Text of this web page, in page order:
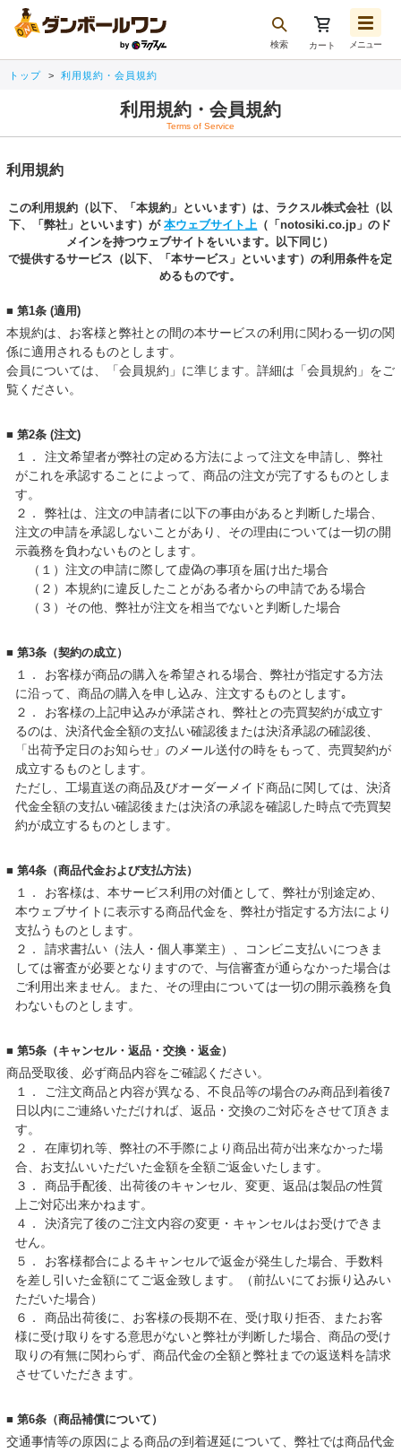
検索 カート メニュー
再注文
トップ 利用規約・会員規約
利用規約・会員規約
Terms of Service
利用規約
この利用規約（以下、「本規約」といいます）は、ラクスル株式会社（以
下、「弊社」といいます）が本ウェブサイト上 （「notosiki.co.jp」のド
メインを持つウェブサイトをいいます。以下同じ）
で提供するサービス（以下、「本サービス」といいます）の利用条件を定
めるものです。
■ 第1条 (適用)
本規約は、お客様と弊社との間の本サービスの利用に関わる一切の関
係に適用されるものとします。
会員については、「会員規約」に準じます。詳細は「会員規約」をご
覧ください。
■ 第2条 (注文)
１．
注文希望者が弊社の定める方法によって注文を申請し、弊社
がこれを承認することによって、商品の注文が完了するものとしま
す。
２．
弊社は、注文の申請者に以下の事由があると判断した場合、
注文の申請を承認しないことがあり、その理由については一切の開
示義務を負わないものとします。
（１）注文の申請に際して虚偽の事項を届け出た場合
（２）本規約に違反したことがある者からの申請である場合
（３）その他、弊社が注文を相当でないと判断した場合
■ 第3条（契約の成立）
１．
お客様が商品の購入を希望される場合、弊社が指定する方法
に沿って、商品の購入を申し込み、注文するものとします｡
２．
お客様の上記申込みが承諾され、弊社との売買契約が成立す
るのは、決済代金全額の支払い確認後または決済承認の確認後、
「出荷予定日のお知らせ」のメール送付の時をもって、売買契約が
成立するものとします。
ただし、工場直送の商品及びオーダーメイド商品に関しては、決済
代金全額の支払い確認後または決済の承認を確認した時点で売買契
約が成立するものとします。
■ 第4条（商品代金および支払方法）
１．
お客様は、本サービス利用の対価として、弊社が別途定め、
本ウェブサイトに表示する商品代金を、弊社が指定する方法により
支払うものとします。
２．
請求書払い（法人・個人事業主）、コンビニ支払いにつきま
しては審査が必要となりますので、与信審査が通らなかった場合は
ご利用出来ません。また、その理由については一切の開示義務を負
わないものとします。
■ 第5条（キャンセル・返品・交換・返金）
商品受取後、必ず商品内容をご確認ください。
１．
ご注文商品と内容が異なる、不良品等の場合のみ商品到着後7
日以内にご連絡いただければ、返品・交換のご対応をさせて頂きま
す。
２．
在庫切れ等、弊社の不手際により商品出荷が出来なかった場
合、お支払いいただいた金額を全額ご返金いたします。
３．
商品手配後、出荷後のキャンセル、変更、返品は製品の性質
上ご対応出来かねます。
４．
決済完了後のご注文内容の変更・キャンセルはお受けできま
せん。
５．
お客様都合によるキャンセルで返金が発生した場合、手数料
を差し引いた金額にてご返金致します。（前払いにてお振り込みい
ただいた場合）
６．
商品出荷後に、お客様の長期不在、受け取り拒否、またお客
様に受け取りをする意思がないと弊社が判断した場合、商品の受け
取りの有無に関わらず、商品代金の全額と弊社までの返送料を請求
させていただきます。
■ 第6条（商品補償について）
交通事情等の原因による商品の到着遅延について、弊社では商品代金